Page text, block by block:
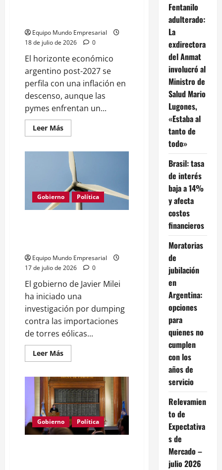
Equipo Mundo Empresarial
18 de julio de 2026
0
El horizonte económico
argentino post-2027 se
perfila con una inflación en
descenso, aunque las
pymes enfrentan un...
Leer MásLeer
más
Inflación
post-
2027:
las
pymes
enfrentan
la
baja
con
Gobierno Política
Equipo Mundo Empresarial
17 de julio de 2026
0
El gobierno de Javier Milei
ha iniciado una
investigación por dumping
contra las importaciones
de torres eólicas...
Leer MásLeer
más
Milei
investiga
dumping
chino
en
torres
eólicas:
riesgo
para
Gobierno Política
Fentanilo
adulterado:
La
exdirectora
del Anmat
involucró al
Ministro de
Salud Mario
Lugones,
«Estaba al
tanto de
todo»
Brasil: tasa
de interés
baja a 14%
y afecta
costos
financieros
Moratorias
de
jubilación
en
Argentina:
opciones
para
quienes no
cumplen
con los
años de
servicio
Relevamien
to de
Expectativa
s de
Mercado –
julio 2026